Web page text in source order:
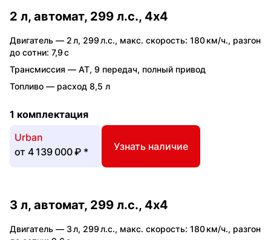
2 л, автомат, 299 л.с., 4x4
Двигатель — 2 л, 299 л.с., макс. скорость: 180 км/ч., разгон
до сотни: 7,9 с
Трансмиссия — AT, 9 передач, полный привод
Топливо — расход 8,5 л
1 комплектация
Urban
от 4 139 000 ₽ * Узнать наличие
3 л, автомат, 299 л.с., 4x4
Двигатель — 3 л, 299 л.с., макс. скорость: 180 км/ч., разгон